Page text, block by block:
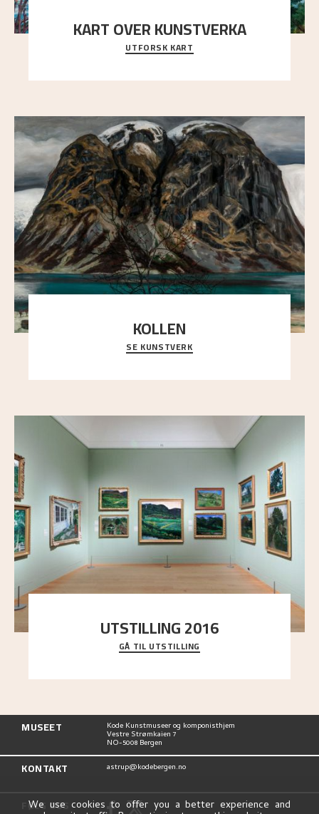
KART OVER KUNSTVERKA
Utforsk stedene og utsiktene i Astrups malerier
UTFORSK KART
KOLLEN
Et ruvende fjell dominerer bildeflaten, og står i
sterk kontrast til det spinkle rognetreet ute
SE KUNSTVERK
UTSTILLING 2016
En komplett oversikt over Nikolai Astrups
utstillinger, fra debuten i 1900 og frem til i dag.
GÅ TIL UTSTILLING
MUSEET Kode Kunstmuseer og komponisthjem
Vestre Strømkaien 7
NO-5008 Bergen
KONTAKT astrup@kodebergen.no
FØLG OSS
We use cookies to offer you a better experience and